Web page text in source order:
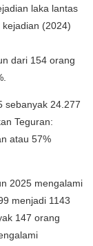
laka lantas
(2024)
dari 154 orang
sebanyak 24.277
Teguran:
atau 57%
2025 mengalami
menjadi 1143
147 orang